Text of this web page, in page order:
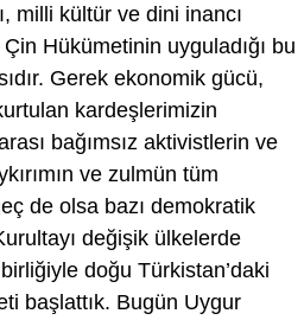
milli kültür ve dini inancı
Hükümetinin uyguladığı bu
Gerek ekonomik gücü,
kardeşlerimizin
bağımsız aktivistlerin ve
ve zulmün tüm
de olsa bazı demokratik
değişik ülkelerde
doğu Türkistan’daki
başlattık. Bugün Uygur